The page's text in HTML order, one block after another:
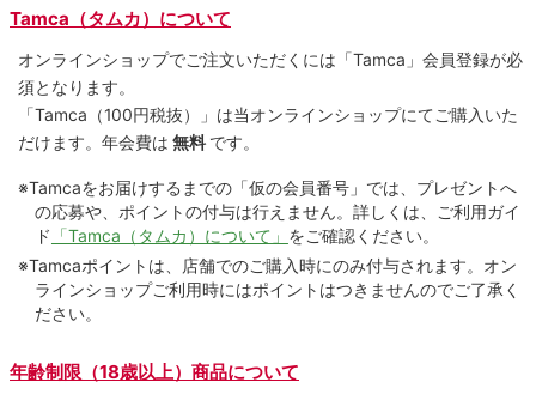
Tamca（タムカ）について
オンラインショップでご注⽂いただくには「Tamca」会員登録が必
須となります。
「Tamca （100円税抜）
」は当オンラインショップにてご購⼊いた
だけます。 年会費は 無料 です。
※Tamcaをお届けするまでの「仮の会員番号」では、プレゼントへ
の応募や、ポイントの付与は⾏えません。詳しくは、ご利⽤ガイ
ド 「Tamca（タムカ）について」 をご確認ください。
※Tamcaポイントは、店舗でのご購⼊時にのみ付与されます。オン
ラインショップご利用時にはポイントはつきませんのでご了承く
ださい。
年齢制限（18歳以上）商品について